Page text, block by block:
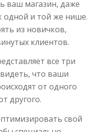
ваш магазин, даже
одной и той же нише.
из новичков,
клиентов.
все три
что ваши
от одного
другого.
свой